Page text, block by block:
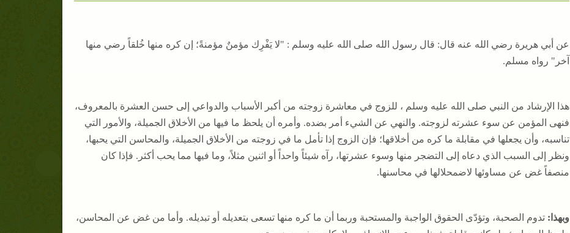
عن أبي هريرة رضي الله عنه قال: قال رسول الله صلى الله عليه وسلم : "لا يَفْرِك مؤمنٌ مؤمنةً؛ إن كره منها خُلقاً رضي منها
آخر" رواه مسلم.
هذا الإرشاد من النبي صلى الله عليه وسلم ، للزوج في معاشرة زوجته من أكبر الأسباب والدواعي إلى حسن العشرة بالمعروف،
فنهى المؤمن عن سوء عشرته لزوجته. والنهي عن الشيء أمر بضده. وأمره أن يلحظ ما فيها من الأخلاق الجميلة، والأمور التي
تناسبه، وأن يجعلها في مقابلة ما كره من أخلاقها؛ فإن الزوج إذا تأمل ما في زوجته من الأخلاق الجميلة، والمحاسن التي يحبها،
ونظر إلى السبب الذي دعاه إلى التضجر منها وسوء عشرتها، رآه شيئاً واحداً أو اثنين مثلاً، وما فيها مما يحب أكثر. فإذا كان
منصفاً غض عن مساوئها لاضمحلالها في محاسنها.
وبهذا: تدوم الصحبة، وتؤدّى الحقوق الواجبة والمستحبة وربما أن ما كره منها تسعى بتعديله أو تبديله. وأما من غض عن المحاسن،